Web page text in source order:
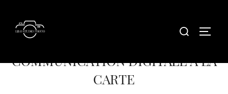
COMMUNICATION DIGITALE À LA
CARTE